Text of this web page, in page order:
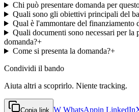
Chi può presentare domanda per
Quali sono gli obiettivi principali del
Qual è l'ammontare del finanziamento
Quali documenti sono necessari per la
domanda?+
Come si presenta la domanda?+
Condividi il bando
Aiuta altri a scoprirlo. Niente tracking.
Copia link W WhatsAppin LinkedIn